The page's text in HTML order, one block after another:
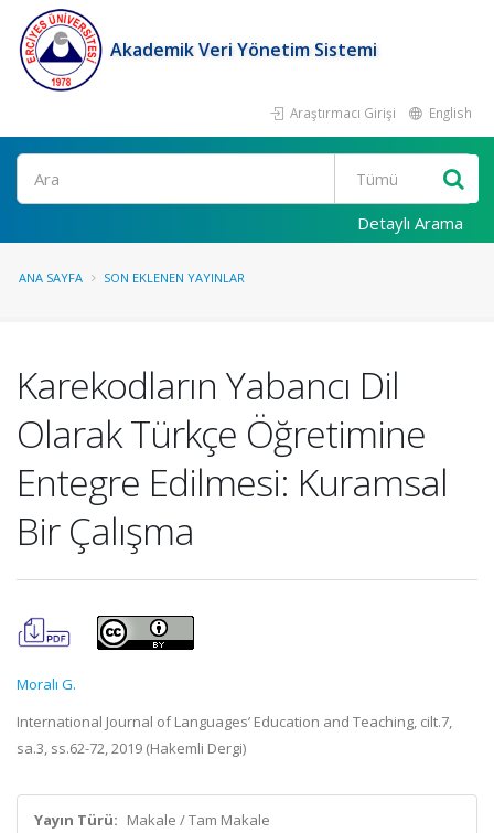
Akademik Veri Yönetim Sistemi
Araştırmacı Girişi English
Ara
Detaylı Arama
ANA SAYFA SON EKLENEN YAYINLAR
Karekodların Yabancı Dil
Olarak Türkçe Öğretimine
Entegre Edilmesi: Kuramsal
Bir Çalışma
Moralı G.
International Journal of Languages’ Education and Teaching, cilt.7,
sa.3, ss.62-72, 2019 (Hakemli Dergi)
Yayın Türü: Makale / Tam Makale